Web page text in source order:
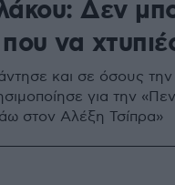
Δεν
να
και σε όσους την
για την
στον Αλέξη Τσίπρα»